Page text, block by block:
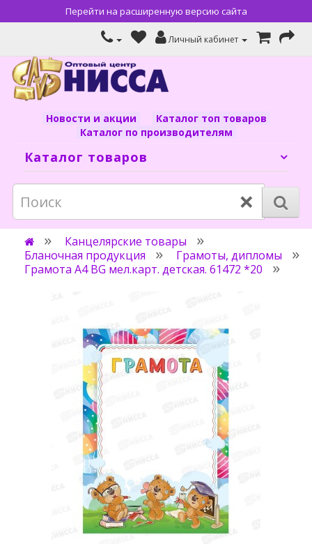
Перейти на расширенную версию сайта
Личный кабинет
Новости и акции
Каталог топ товаров
Каталог по производителям
Каталог товаров
×
Канцелярские товары
Бланочная продукция
Грамоты, дипломы
Грамота А4 BG мел.карт. детская. 61472 *20